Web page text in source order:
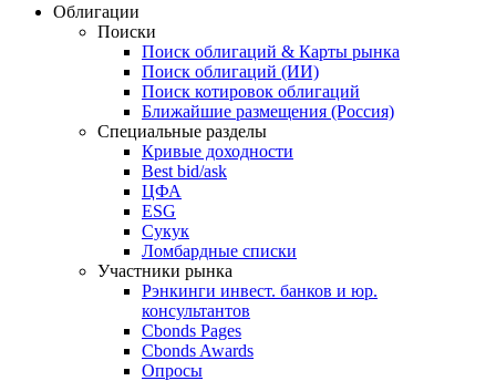
Облигации
Поиски
Поиск облигаций & Карты рынка
Поиск облигаций (ИИ)
Поиск котировок облигаций
Ближайшие размещения (Россия)
Специальные разделы
Кривые доходности
Best bid/ask
ЦФА
ESG
Сукук
Ломбардные списки
Участники рынка
Рэнкинги инвест. банков и юр.
консультантов
Cbonds Pages
Cbonds Awards
Опросы